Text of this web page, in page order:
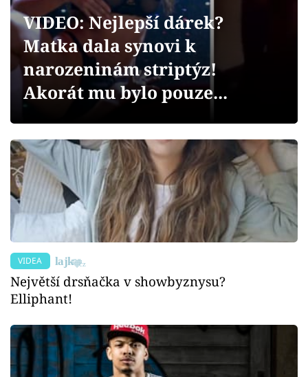
Videa
Sledujte prima+
Sledujte nás
VIDEO: Nejlepší dárek?
Matka dala synovi k
narozeninám striptýz!
Akorát mu bylo pouze...
VIDEA
Největší drsňačka v showbyznysu?
Elliphant!